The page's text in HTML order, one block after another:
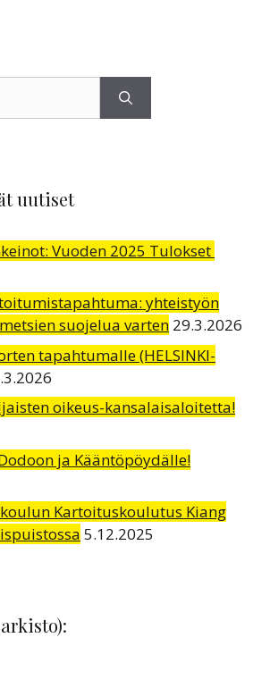
uutiset
Vuoden 2025 Tulokset
yhteistyön
suojelua varten 29.3.2026
tapahtumalle (HELSINKI-
oikeus-kansalaisaloitetta!
ja Kääntöpöydälle!
Kartoituskoulutus Kiang
5.12.2025